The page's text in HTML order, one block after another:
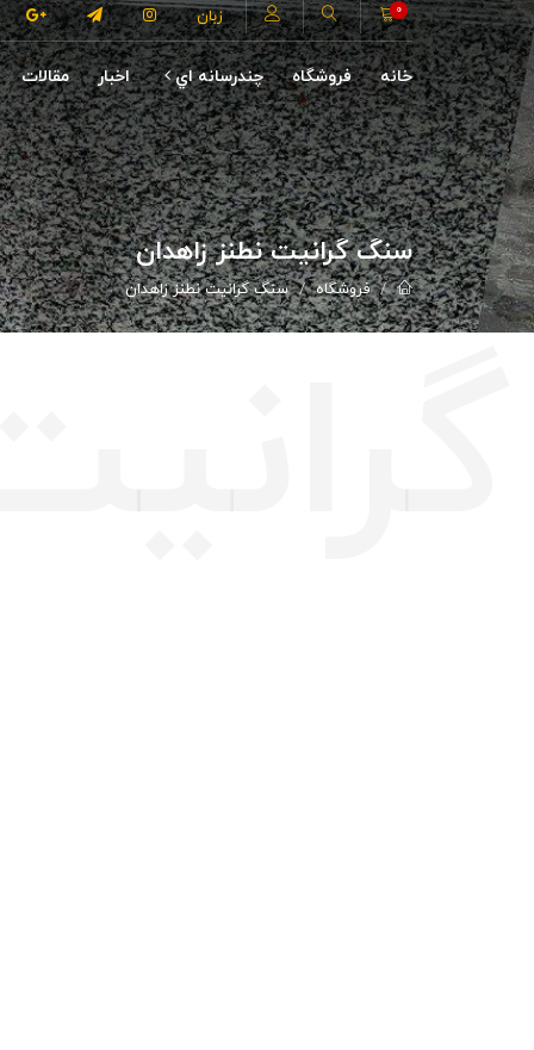
زبان 0
خانه فروشگاه چندرسانه اي اخبار مقالات
سنگ گرانیت نطنز زاهدان
فروشگاه سنگ گرانیت نطنز زاهدان